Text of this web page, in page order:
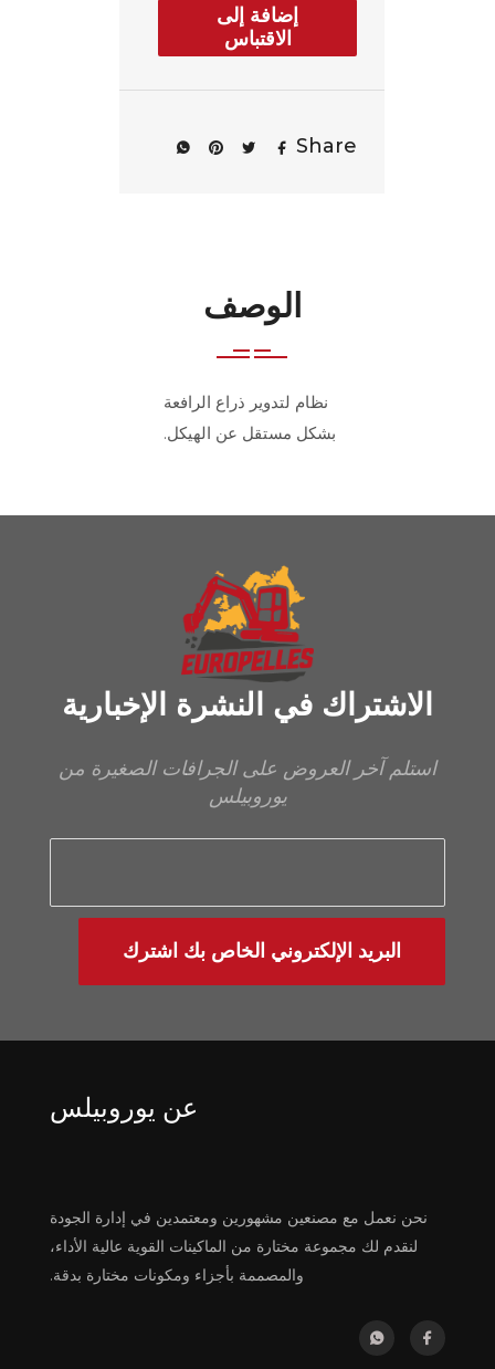
إضافة إلى
الاقتباس
Share
الوصف
نظام لتدوير ذراع الرافعة
بشكل مستقل عن الهيكل.
الاشتراك في النشرة الإخبارية
استلم آخر العروض على الجرافات الصغيرة من
يوروبيلس
البريد الإلكتروني الخاص بك اشترك
عن يوروبيلس
نحن نعمل مع مصنعين مشهورين ومعتمدين في إدارة الجودة
لنقدم لك مجموعة مختارة من الماكينات القوية عالية الأداء،
والمصممة بأجزاء ومكونات مختارة بدقة.